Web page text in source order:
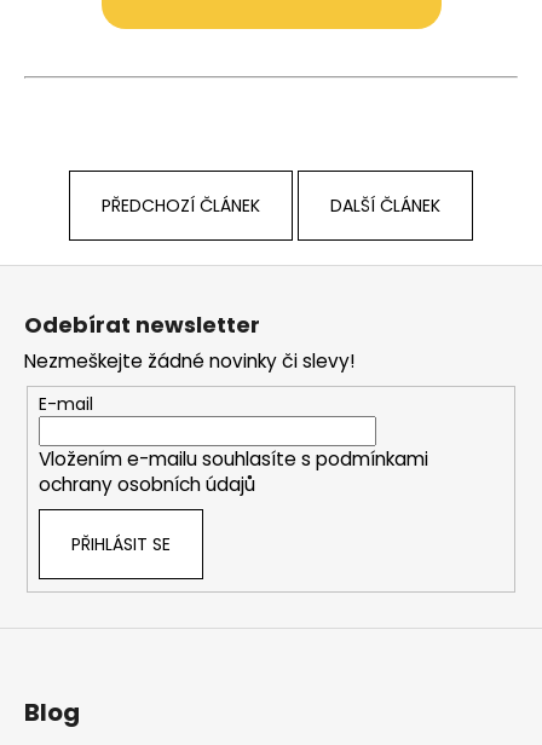
PŘEDCHOZÍ ČLÁNEK DALŠÍ ČLÁNEK
Z
Odebírat newsletter
Nezmeškejte žádné novinky či slevy!
E-mail
Vložením e-mailu souhlasíte s podmínkami
ochrany osobních údajů
PŘIHLÁSIT SE
Blog